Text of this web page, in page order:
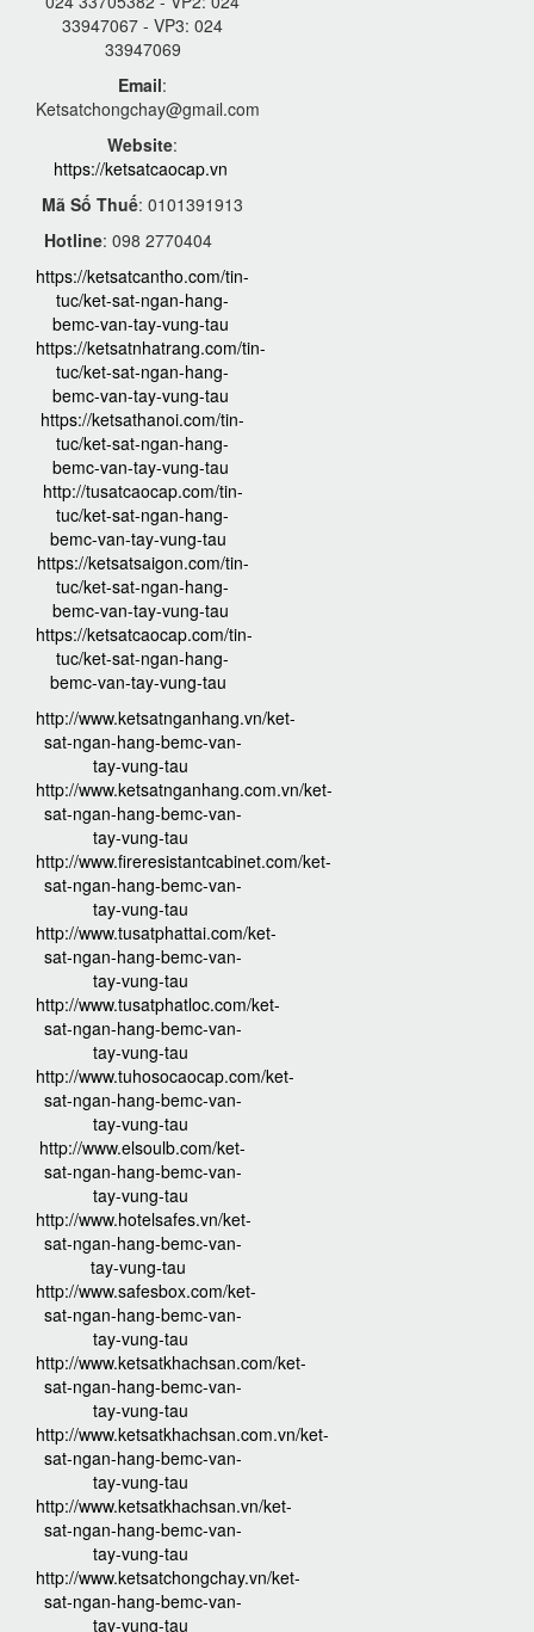
33947067 - VP3: 024
33947069
Email:
Ketsatchongchay@gmail.com
Website:
https://ketsatcaocap.vn
Mã Số Thuế: 0101391913
Hotline: 098 2770404
https://ketsatcantho.com/tin-
tuc/ket-sat-ngan-hang-
bemc-van-tay-vung-tau
https://ketsatnhatrang.com/tin-
tuc/ket-sat-ngan-hang-
bemc-van-tay-vung-tau
https://ketsathanoi.com/tin-
tuc/ket-sat-ngan-hang-
bemc-van-tay-vung-tau
http://tusatcaocap.com/tin-
tuc/ket-sat-ngan-hang-
bemc-van-tay-vung-tau
https://ketsatsaigon.com/tin-
tuc/ket-sat-ngan-hang-
bemc-van-tay-vung-tau
https://ketsatcaocap.com/tin-
tuc/ket-sat-ngan-hang-
bemc-van-tay-vung-tau
http://www.ketsatnganhang.vn/ket-
sat-ngan-hang-bemc-van-
tay-vung-tau
http://www.ketsatnganhang.com.vn/ket-
sat-ngan-hang-bemc-van-
tay-vung-tau
http://www.fireresistantcabinet.com/ket-
sat-ngan-hang-bemc-van-
tay-vung-tau
http://www.tusatphattai.com/ket-
sat-ngan-hang-bemc-van-
tay-vung-tau
http://www.tusatphatloc.com/ket-
sat-ngan-hang-bemc-van-
tay-vung-tau
http://www.tuhosocaocap.com/ket-
sat-ngan-hang-bemc-van-
tay-vung-tau
http://www.elsoulb.com/ket-
sat-ngan-hang-bemc-van-
tay-vung-tau
http://www.hotelsafes.vn/ket-
sat-ngan-hang-bemc-van-
tay-vung-tau
http://www.safesbox.com/ket-
sat-ngan-hang-bemc-van-
tay-vung-tau
http://www.ketsatkhachsan.com/ket-
sat-ngan-hang-bemc-van-
tay-vung-tau
http://www.ketsatkhachsan.com.vn/ket-
sat-ngan-hang-bemc-van-
tay-vung-tau
http://www.ketsatkhachsan.vn/ket-
sat-ngan-hang-bemc-van-
tay-vung-tau
http://www.ketsatchongchay.vn/ket-
sat-ngan-hang-bemc-van-
tay-vung-tau